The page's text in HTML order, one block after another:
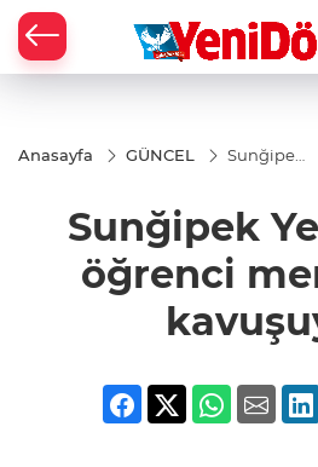
Anasayfa GÜNCEL
Sunğipek
merkezine
kavuşuyor
Sunğipek
öğrenci